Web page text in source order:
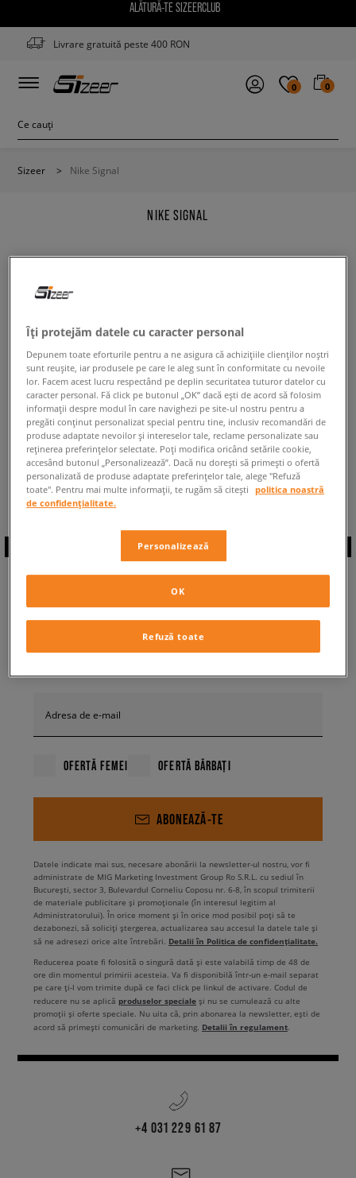
ALĂTURĂ-TE SIZEERCLUB
Livrare gratuită peste 400 RON
0 0
Sizeer > Nike Signal
NIKE SIGNAL
puține filtre.
ÎNAPOI LA MAGAZIN
◾️ Sunt0produse din categoriaBărbați
Nike Signal◾️
ABONEAZĂ-TE LA
NEWSLETTER
Adresa de e-mail
OFERTĂ FEMEI OFERTĂ BĂRBAȚI
ABONEAZĂ-TE
Datele indicate mai sus, necesare abonării la newsletter-ul nostru, vor fi
administrate de MIG Marketing Investment Group Ro S.R.L. cu sediul în
București, sector 3, Bulevardul Corneliu Coposu nr. 6-8, în scopul trimiterii
de materiale publicitare și promoționale (în interesul legitim al
Administratorului). În orice moment și în orice mod posibil poți să te
dezabonezi, să soliciți ștergerea, actualizarea sau accesul la datele tale și
să ne adresezi orice alte întrebări. Detalii în Politica de confidențialitate.
Reducerea poate fi folosită o singură dată și este valabilă timp de 48 de
ore din momentul primirii acesteia. Va fi disponibilă într-un e-mail separat
pe care ți-l vom trimite după ce faci click pe linkul de activare. Codul de
reducere nu se aplică produselor speciale și nu se cumulează cu alte
promoții și oferte speciale. Nu uita că, prin abonarea la newsletter, ești de
acord să primești comunicări de marketing. Detalii în regulament.
+4 031 229 61 87
Îți protejăm datele cu caracter personal
Depunem toate eforturile pentru a ne asigura că achizițiile clienților noștri
sunt reușite, iar produsele pe care le aleg sunt în conformitate cu nevoile
lor. Facem acest lucru respectând pe deplin securitatea tuturor datelor cu
caracter personal. Fă click pe butonul „OK” dacă ești de acord să folosim
informații despre modul în care navighezi pe site-ul nostru pentru a
pregăti conținut personalizat special pentru tine, inclusiv recomandări de
produse adaptate nevoilor și intereselor tale, reclame personalizate sau
reținerea preferințelor selectate. Poți modifica oricând setările cookie,
accesând butonul „Personalizează”. Dacă nu dorești să primești o ofertă
personalizată de produse adaptate preferințelor tale, alege "Refuză
toate". Pentru mai multe informații, te rugăm să citești
politica noastră
de confidențialitate.
Personalizează
Refuză toate
OK